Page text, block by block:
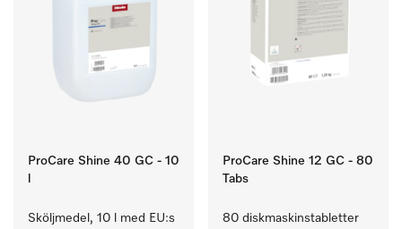
ProCare Shine 40 GC - 10
Sköljmedel, 10 l med EU:s
ProCare Shine 12 GC - 80
Tabs
80 diskmaskinstabletter